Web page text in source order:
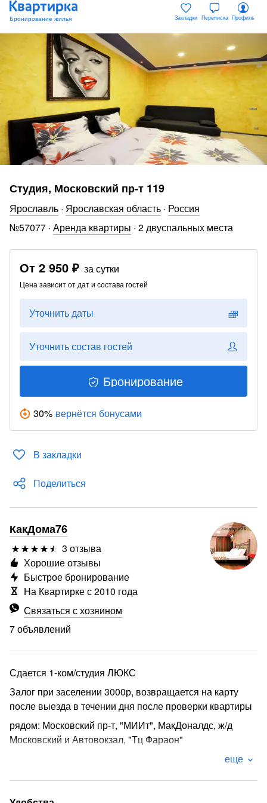
Закладки Переписка Профиль
Студия, Московский пр-т 119
Ярославль · Ярославская область · Россия
№57077 · Аренда квартиры · 2 двуспальных места
От 2 950 ₽ за сутки
Цена зависит от дат и состава гостей
Уточнить даты
Уточнить состав гостей
Бронирование
30% вернётся бонусами
В закладки
Поделиться
КакДома76
3 отзыва
Связаться с хозяином
7 объявлений
Хорошие отзывы
Быстрое бронирование
На Квартирке с 2010 года
Сдается 1-ком/студия ЛЮКС
Залог при заселении 3000р, возвращается на карту
после выезда в течении дня после проверки квартиры
рядом: Московский пр-т, "МИИт", МакДоналдс, ж/д
Московский и Автовокзал, "Тц Фараон"
Необычная по своей красоте и комфорту квартира на
еще